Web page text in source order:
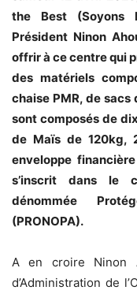
the Best (Soyons
Président Ninon
offrir à ce centre qui
des matériels
chaise PMR, de
sont composés de
de Maïs de 120kg,
enveloppe
s’inscrit dans le
dénommée
(PRONOPA).
A en croire Ninon
d’Administration de